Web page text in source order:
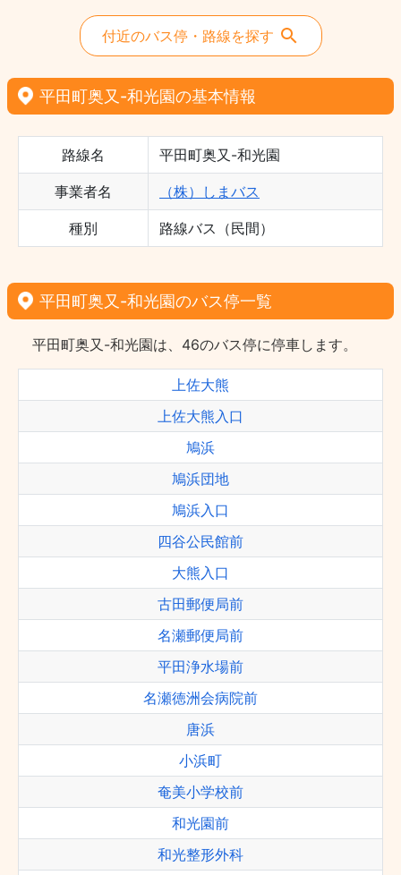
付近のバス停・路線を探す
平田町奥又-和光園の基本情報
路線名 平田町奥又-和光園
事業者名 （株）しまバス
種別 路線バス（民間）
平田町奥又-和光園のバス停一覧
平田町奥又-和光園は、46のバス停に停車します。
上佐大熊
上佐大熊入口
鳩浜
鳩浜団地
鳩浜入口
四谷公民館前
大熊入口
古田郵便局前
名瀬郵便局前
平田浄水場前
名瀬徳洲会病院前
唐浜
小浜町
奄美小学校前
和光園前
和光整形外科